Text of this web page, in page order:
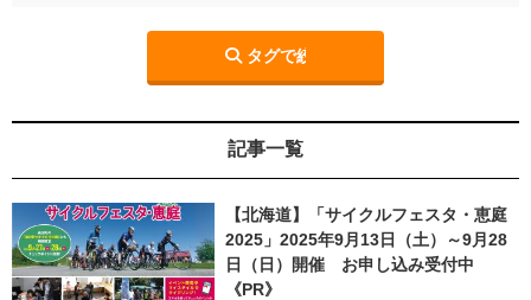
記事一覧
【北海道】「サイクルフェスタ・恵庭
2025」2025年9月13日（土）～9月28
日（日）開催 お申し込み受付中
《PR》